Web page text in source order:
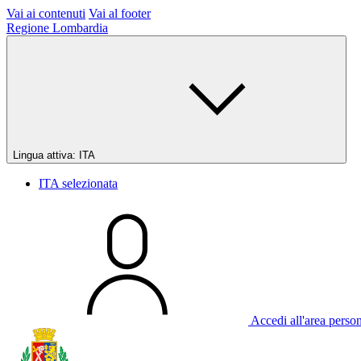
Vai ai contenuti Vai al footer
Regione Lombardia
Lingua attiva: ITA
ITA selezionata
Accedi all'area